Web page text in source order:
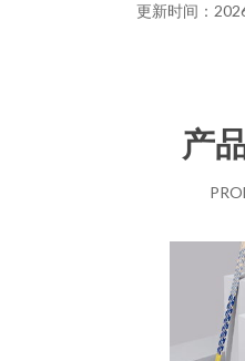
更新时间：
产